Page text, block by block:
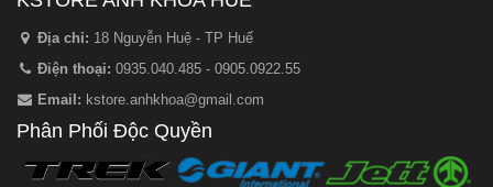
Địa chỉ: 18 Nguyễn Huệ - TP Huế
Điện thoại: 0935.040.485 - 0905.0922.55
Email: kstore.anhkhoa@gmail.com
Phân Phối Độc Quyền